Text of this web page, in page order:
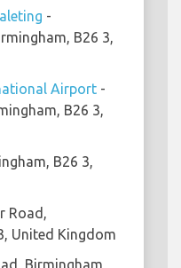
-
B26 3,
Airport -
B26 3,
B26 3,
Road,
United Kingdom
Birmingham,